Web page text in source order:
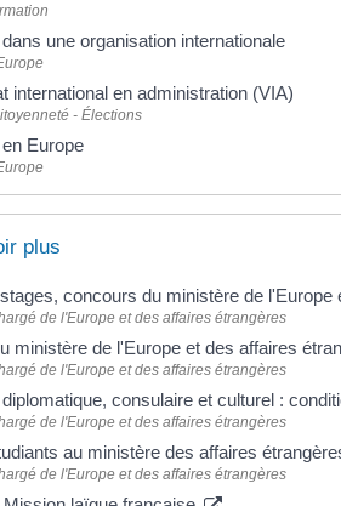
une organisation internationale
international en administration (VIA)
- Élections
Europe
plus
concours du ministère de l'Europe
de l'Europe et des affaires étrangères
ministère de l'Europe et des affaires
de l'Europe et des affaires étrangères
consulaire et culturel :
de l'Europe et des affaires étrangères
au ministère des affaires
de l'Europe et des affaires étrangères